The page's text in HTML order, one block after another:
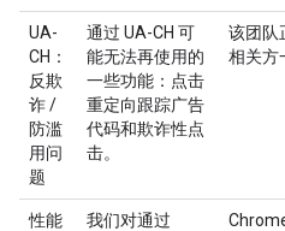
UA-
CH：
反欺
诈 /
防滥
用问
题
通过 UA-CH 可
能无法再使用的
一些功能：点击
重定向跟踪广告
代码和欺诈性点
击。
该团队
相关方
性能
我们对通过